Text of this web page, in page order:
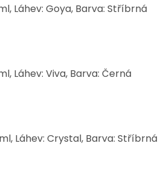
Láhev: Goya, Barva: Stříbrná
Láhev: Viva, Barva: Černá
Láhev: Crystal, Barva: Stříbrná